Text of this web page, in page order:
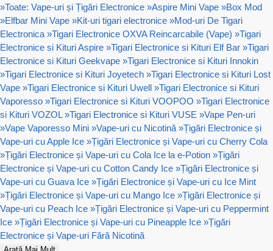
»Toate: Vape-uri și Țigări Electronice »Aspire Mini Vape »Box Mod
»Elfbar Mini Vape »Kit-uri tigari electronice »Mod-uri De Tigari
Electronica »Tigari Electronice OXVA Reincarcabile (Vape) »Tigari
Electronice si Kituri Aspire »Tigari Electronice si Kituri Elf Bar »Tigari
Electronice si Kituri Geekvape »Tigari Electronice si Kituri Innokin
»Tigari Electronice si Kituri Joyetech »Tigari Electronice si Kituri Lost
Vape »Tigari Electronice si Kituri Uwell »Tigari Electronice si Kituri
Vaporesso »Tigari Electronice si Kituri VOOPOO »Tigari Electronice
si Kituri VOZOL »Tigari Electronice si Kituri VUSE »Vape Pen-uri
»Vape Vaporesso Mini »Vape-uri cu Nicotină »Țigări Electronice și
Vape-uri cu Apple Ice »Țigări Electronice și Vape-uri cu Cherry Cola
»Țigări Electronice și Vape-uri cu Cola Ice la e-Potion »Țigări
Electronice și Vape-uri cu Cotton Candy Ice »Țigări Electronice și
Vape-uri cu Guava Ice »Țigări Electronice și Vape-uri cu Ice Mint
»Țigări Electronice și Vape-uri cu Mango Ice »Țigări Electronice și
Vape-uri cu Peach Ice »Țigări Electronice și Vape-uri cu Peppermint
Ice »Țigări Electronice și Vape-uri cu Pineapple Ice »Țigări
Electronice și Vape-uri Fără Nicotină